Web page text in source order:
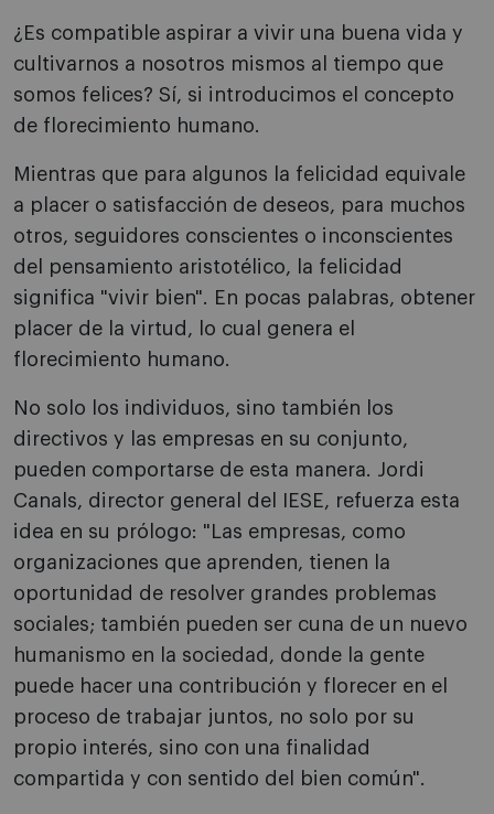
¿Es compatible aspirar a vivir una buena vida y
cultivarnos a nosotros mismos al tiempo que
somos felices? Sí, si introducimos el concepto
de florecimiento humano.
Mientras que para algunos la felicidad equivale
a placer o satisfacción de deseos, para muchos
otros, seguidores conscientes o inconscientes
del pensamiento aristotélico, la felicidad
significa "vivir bien". En pocas palabras, obtener
placer de la virtud, lo cual genera el
florecimiento humano.
No solo los individuos, sino también los
directivos y las empresas en su conjunto,
pueden comportarse de esta manera. Jordi
Canals, director general del IESE, refuerza esta
idea en su prólogo: "Las empresas, como
organizaciones que aprenden, tienen la
oportunidad de resolver grandes problemas
sociales; también pueden ser cuna de un nuevo
humanismo en la sociedad, donde la gente
puede hacer una contribución y florecer en el
proceso de trabajar juntos, no solo por su
propio interés, sino con una finalidad
compartida y con sentido del bien común".